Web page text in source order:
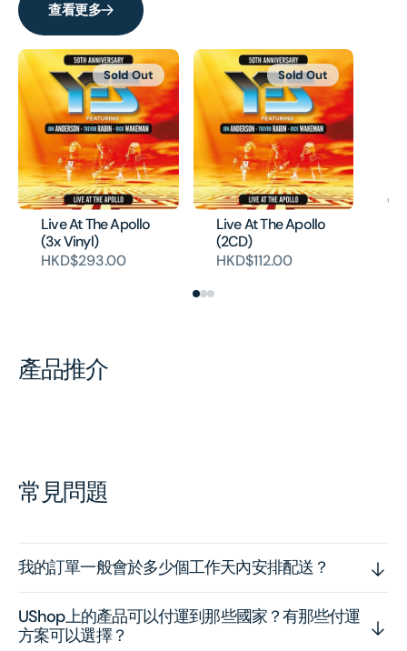
查看更多
Live At The Apollo
(3x Vinyl)
HKD$293.00
Sold Out
Live At The Apollo
(2CD)
HKD$112.00
Sold Out
產品推介
常見問題
我的訂單一般會於多少個工作天內安排配送？
UShop上的產品可以付運到那些國家？有那些付運
方案可以選擇？